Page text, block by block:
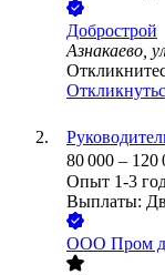
Добрострой
Азнакаево,
80 000 – 120
Опыт 1-3
Выплаты:
ООО Пром